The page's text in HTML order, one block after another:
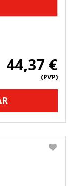
44,37 €
(PVP)